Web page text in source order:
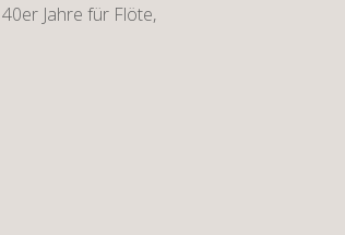
Jahre für Flöte,